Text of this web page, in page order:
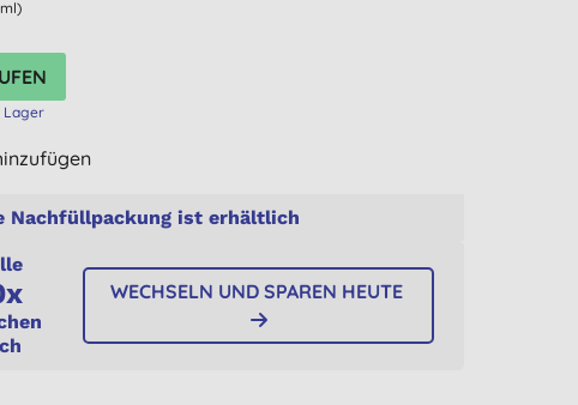
Lager
Nachfüllpackung ist erhältlich
WECHSELN UND SPAREN HEUTE